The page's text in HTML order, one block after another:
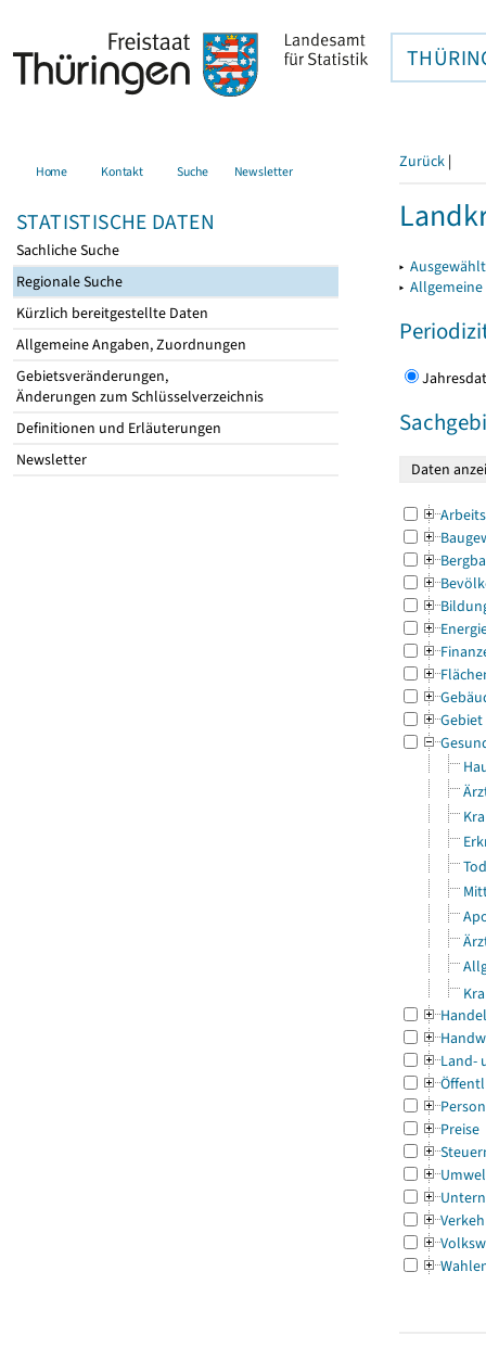
Home Kontakt Suche Newsletter
STATISTISCHE DATEN
Sachliche Suche
Regionale Suche
Kürzlich bereitgestellte Daten
Allgemeine Angaben, Zuordnungen
Gebietsveränderungen,
Änderungen zum Schlüsselverzeichnis
Definitionen und Erläuterungen
Newsletter
Zurück |
▸
▸
Gebiet
Land-
Preise